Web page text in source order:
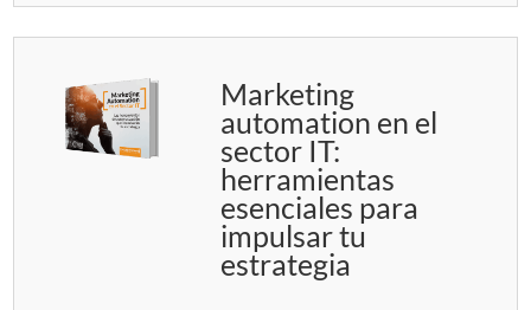
Marketing
automation en el
sector IT:
herramientas
esenciales para
impulsar tu
estrategia